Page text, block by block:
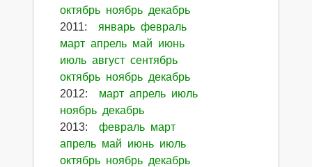
октябрь ноябрь декабрь
2011: январь февраль
март апрель май июнь
июль август сентябрь
октябрь ноябрь декабрь
2012: март апрель июль
ноябрь декабрь
2013: февраль март
апрель май июнь июль
октябрь ноябрь декабрь